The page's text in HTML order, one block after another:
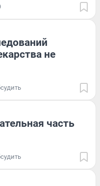
не
часть